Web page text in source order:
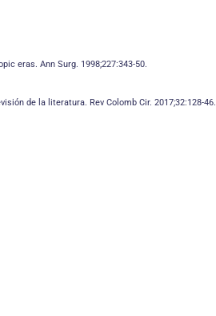
eras. Ann Surg. 1998;227:343-50.
de la literatura. Rev Colomb Cir. 2017;32:128-46.